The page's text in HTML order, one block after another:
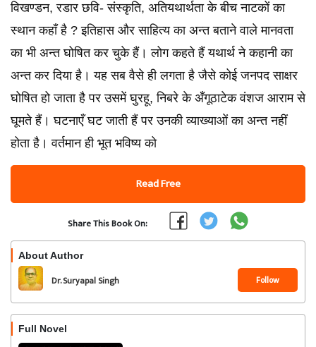
विखण्डन, रडार छवि- संस्कृति, अतियथार्थता के बीच नाटकों का
स्थान कहाँ है ? इतिहास और साहित्य का अन्त बताने वाले मानवता
का भी अन्त घोषित कर चुके हैं। लोग कहते हैं यथार्थ ने कहानी का
अन्त कर दिया है। यह सब वैसे ही लगता है जैसे कोई जनपद साक्षर
घोषित हो जाता है पर उसमें घुरहू, निबरे के अँगूठाटेक वंशज आराम से
घूमते हैं। घटनाएँ घट जाती हैं पर उनकी व्याख्याओं का अन्त नहीं
होता है। वर्तमान ही भूत भविष्य को
Read Free
Share This Book On:
About Author
Dr. Suryapal Singh Follow
Full Novel